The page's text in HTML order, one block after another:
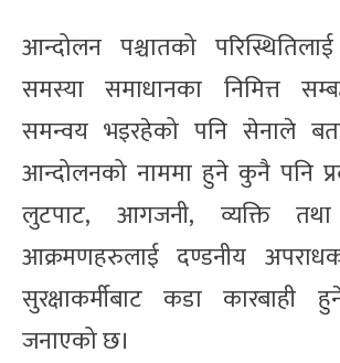
आन्दोलन पश्चातको
समस्या समाधानका निमित्त
समन्वय भइरहेको पनि सेनाले
आन्दोलनको नाममा हुने कुनै पनि
लुटपाट, आगजनी, व्यक्ति तथा
आक्रमणहरुलाई दण्डनीय
सुरक्षाकर्मीबाट कडा
जनाएको छ।